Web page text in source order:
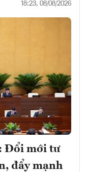
18:23, 08/08/2026
Đổi mới tư
đẩy mạnh